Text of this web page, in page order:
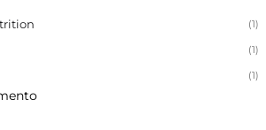
(1)
(1)
(1)